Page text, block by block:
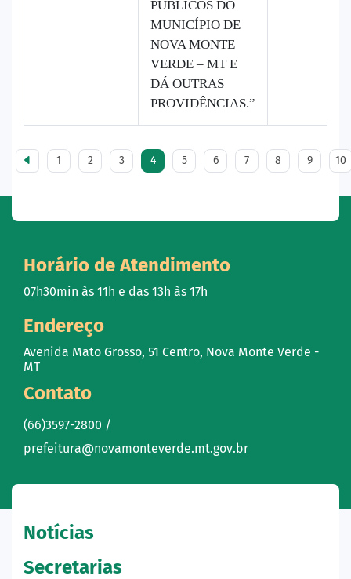
PÚBLICOS DO
MUNICÍPIO DE
NOVA MONTE
VERDE – MT E
DÁ OUTRAS
PROVIDÊNCIAS.”
1 2 3 4 5 6 7 8 9 10
Horário de Atendimento
07h30min às 11h e das 13h às 17h
Endereço
Avenida Mato Grosso, 51 Centro, Nova Monte Verde -
MT
Contato
(66)3597-2800 /
prefeitura@novamonteverde.mt.gov.br
Notícias
Secretarias